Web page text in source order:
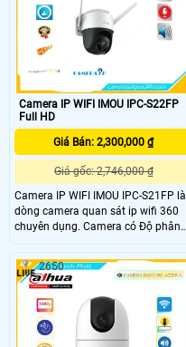
Camera IP WIFI IMOU IPC-S22FP
Full HD
Giá Bán: 2,300,000 ₫
Giá gốc: 2,746,000 ₫
Camera IP WIFI IMOU IPC-S21FP là
dòng camera quan sát ip wifi 360
chuyên dụng. Camera có Độ phân
giải 2.0 MP, cảm biến CMOS kích
thước 1/2. 9”, 20fps@2
2650